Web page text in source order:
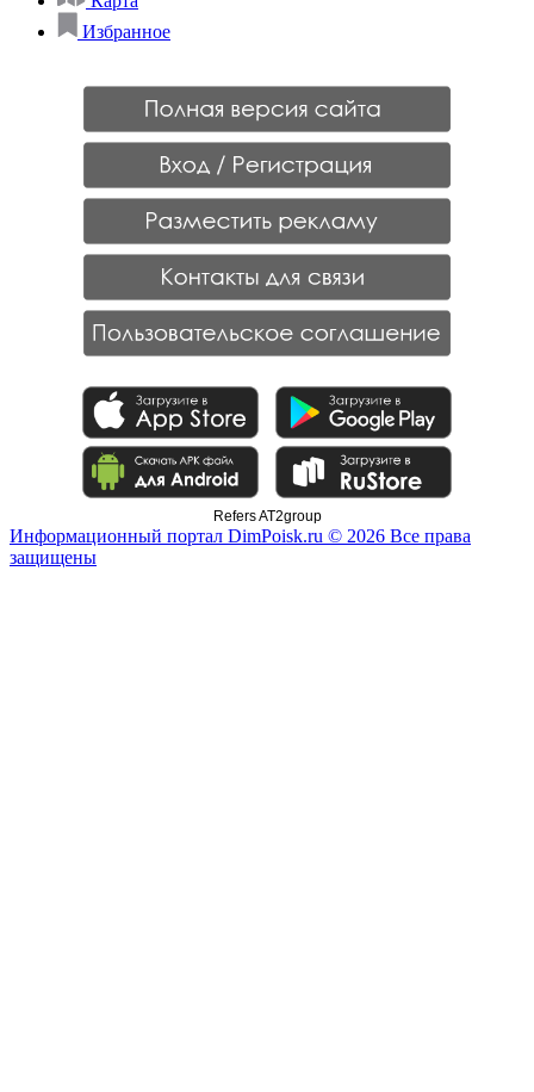
Избранное
Refers AT2group
Информационный портал DimPoisk.ru © 2026 Все права
защищены